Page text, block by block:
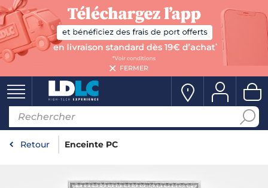
FERMER
Retour Enceinte PC